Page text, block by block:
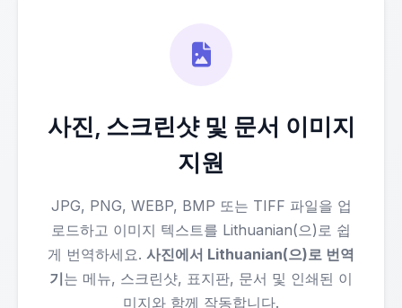
사진, 스크린샷 및 문서 이미지
지원
JPG, PNG, WEBP, BMP 또는 TIFF 파일을 업
로드하고 이미지 텍스트를 Lithuanian(으)로 쉽
게 번역하세요. 사진에서 Lithuanian(으)로 번역
기는 메뉴, 스크린샷, 표지판, 문서 및 인쇄된 이
미지와 함께 작동합니다.